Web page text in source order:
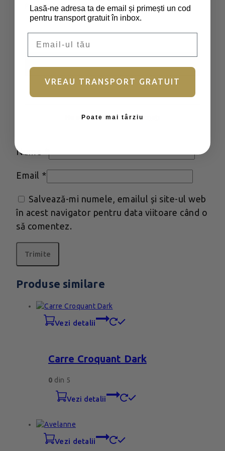
Evaluarea ta*
Nume
Email *
Salvează-mi numele, emailul și site-ul web
în acest navigator pentru data viitoare când o
să comentez.
Produse similare
vezi detalii
Carre Croquant Dark
0 din 5
vezi detalii
vezi detalii
Parolă *Obligatoriu
Ține-mă minte
Nu aveți încă un cont?Înscrieți
Lasă-ne adresa ta de email și primești un cod
pentru transport gratuit în inbox.
VREAU TRANSPORT GRATUIT
Poate mai târziu